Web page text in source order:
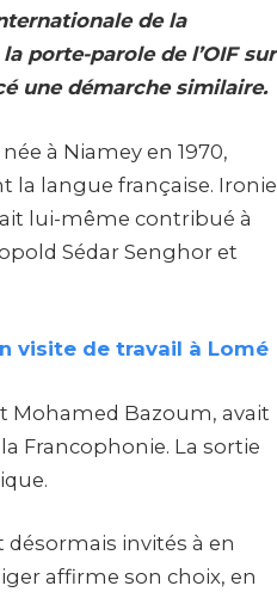
de la
porte-parole de l’OIF sur
une démarche similaire.
à Niamey en 1970,
la langue française. Ironie
lui-même contribué à
Sédar Senghor et
visite de travail à Lomé
Mohamed Bazoum, avait
Francophonie. La sortie
invités à en
affirme son choix, en